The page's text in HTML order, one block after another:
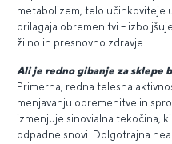
metabolizem, telo učinkoviteje
prilagaja obremenitvi –
žilno in presnovno zdravje.
Ali je redno gibanje za sklepe
Primerna, redna telesna
menjavanju obremenitve in
izmenjuje sinovialna tekočina,
odpadne snovi. Dolgotrajna